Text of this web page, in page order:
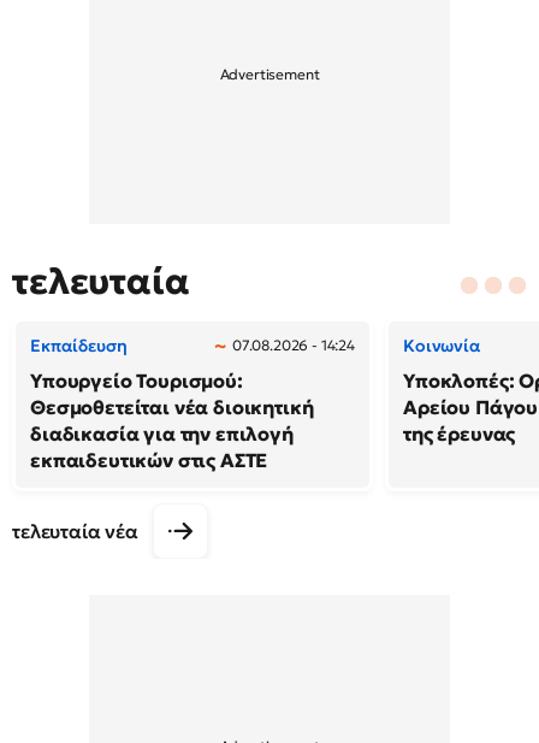
τελευταία
Εκπαίδευση 07.08.2026 - 14:24
Υπουργείο Τουρισμού:
Θεσμοθετείται νέα διοικητική
διαδικασία για την επιλογή
εκπαιδευτικών στις ΑΣΤΕ
Κοινωνία
Υποκλοπές:
Αρείου
της έρευνας
τελευταία νέα